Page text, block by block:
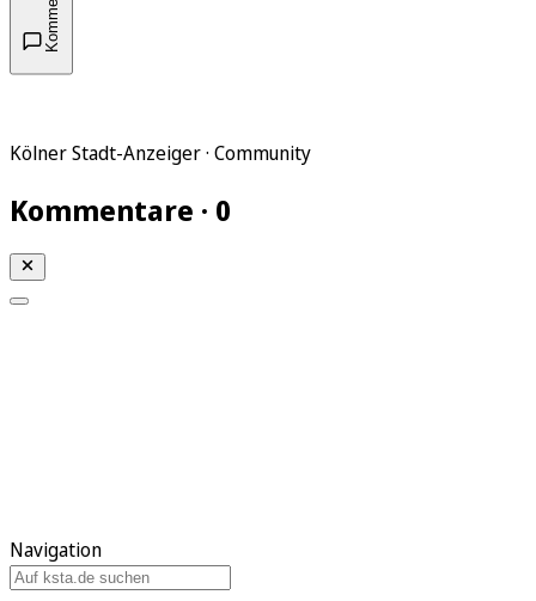
Kölner Stadt-Anzeiger · Community
Kommentare · 0
Navigation